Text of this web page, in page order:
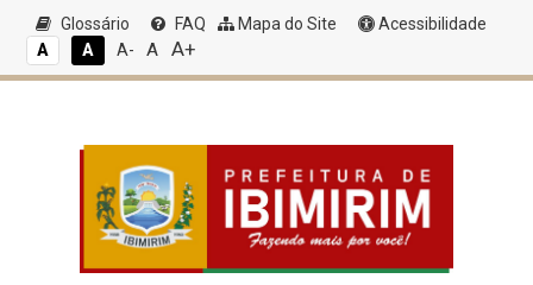
Glossário FAQ Mapa do Site
Acessibilidade
A
A A- A A+